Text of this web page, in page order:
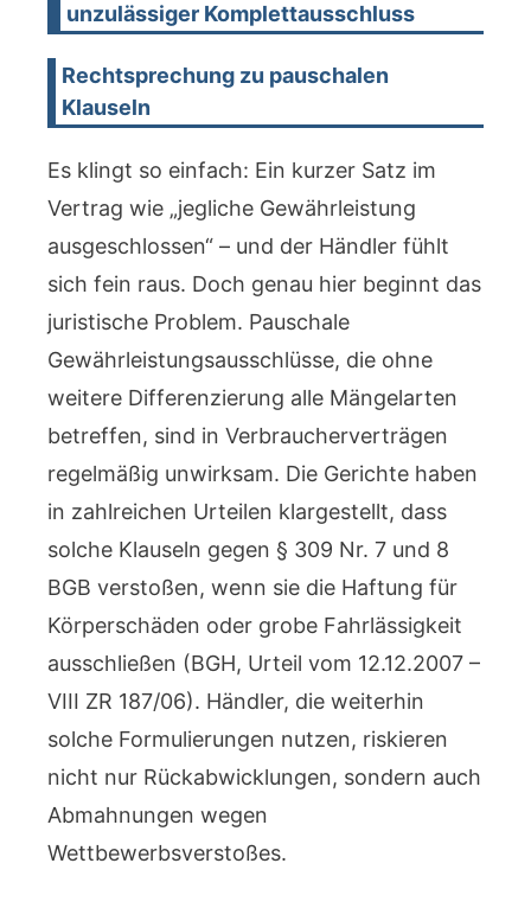
unzulässiger Komplettausschluss
Rechtsprechung zu pauschalen
Klauseln
Es klingt so einfach: Ein kurzer Satz im
Vertrag wie „jegliche Gewährleistung
ausgeschlossen“ – und der Händler fühlt
sich fein raus. Doch genau hier beginnt das
juristische Problem. Pauschale
Gewährleistungsausschlüsse, die ohne
weitere Differenzierung alle Mängelarten
betreffen, sind in Verbraucherverträgen
regelmäßig unwirksam. Die Gerichte haben
in zahlreichen Urteilen klargestellt, dass
solche Klauseln gegen § 309 Nr. 7 und 8
BGB verstoßen, wenn sie die Haftung für
Körperschäden oder grobe Fahrlässigkeit
ausschließen (BGH, Urteil vom 12.12.2007 –
VIII ZR 187/06). Händler, die weiterhin
solche Formulierungen nutzen, riskieren
nicht nur Rückabwicklungen, sondern auch
Abmahnungen wegen
Wettbewerbsverstoßes.